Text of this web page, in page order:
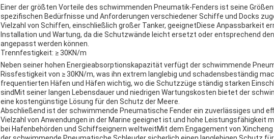
Einer der größten Vorteile des schwimmenden Pneumatik-Fenders ist seine
spezifischen Bedürfnisse und Anforderungen verschiedener Schiffe und Docks
Vielzahl von Schiffen, einschließlich großer Tanker, geeignetDiese Anpassbarkeit
Installation und Wartung, da die Schutzwände leicht ersetzt oder entsprechend
angepasst werden können.
Trennfestigkeit: ≥ 30KN/m
Neben seiner hohen Energieabsorptionskapazität verfügt der schwimmende
Rissfestigkeit von ≥ 30KN/m, was ihn extrem langlebig und schadensbeständig
frequentierten Häfen und Häfen wichtig, wo die Schutzzüge ständig starken
sindMit seiner langen Lebensdauer und niedrigen Wartungskosten bietet der
eine kostengünstige Lösung für den Schutz der Meere.
Abschließend ist der schwimmende Pneumatische Fender ein zuverlässiges und
Vielzahl von Anwendungen in der Marine geeignet ist.und hohe Leistungsfähigkeit
bei Hafenbehörden und Schiffseignern weltweitMit dem Engagement von